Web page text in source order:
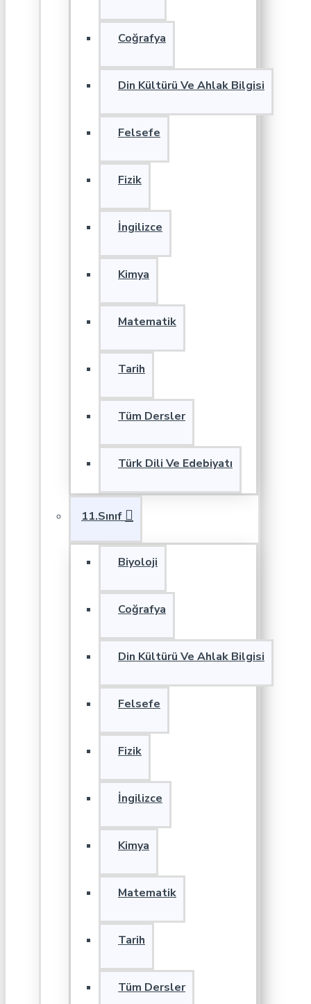
Coğrafya
Din Kültürü Ve Ahlak Bilgisi
Felsefe
Fizik
İngilizce
Kimya
Matematik
Tarih
Tüm Dersler
Türk Dili Ve Edebiyatı
11.Sınıf
Biyoloji
Coğrafya
Din Kültürü Ve Ahlak Bilgisi
Felsefe
Fizik
İngilizce
Kimya
Matematik
Tarih
Tüm Dersler